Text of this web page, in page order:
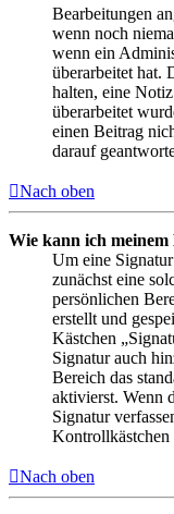
Bearbeitungen
wenn noch
wenn ein
überarbeitet hat.
halten, eine
überarbeitet
einen Beitrag
darauf
Nach oben
Wie kann ich
Um eine
zunächst eine
persönlichen
erstellt und
Kästchen
Signatur auch
Bereich das
aktivierst. Wenn
Signatur
Kontrollkästchen
Nach oben